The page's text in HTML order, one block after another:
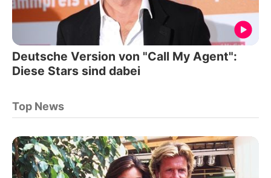
Deutsche Version von "Call My Agent":
Diese Stars sind dabei
Top News